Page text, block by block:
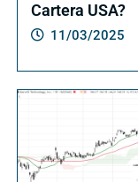
Cartera USA?
11/03/2025